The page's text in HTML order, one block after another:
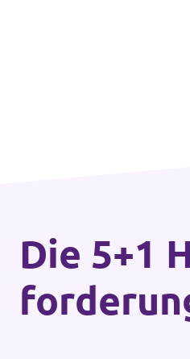
Die 5+1